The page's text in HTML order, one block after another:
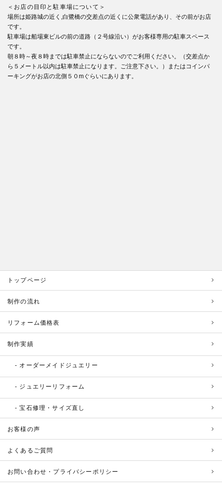
＜お店の目印と駐車場について＞
場所は姫路城の近く,白鷺橋の交差点の近くに公衆電話があり、その前がお店
です。
駐車場は船場東ビルの前の道路（２号線沿い）がお客様専用の駐車スペース
です。
朝８時～夜８時までは駐車禁止にならないのでご利用ください。（交差点か
ら５メートル以内は駐車禁止になります。ご注意下さい。）またはコインパ
ーキングがお店の北側５０mぐらいにあります。
トップページ
制作の流れ
リフォーム価格表
制作実績
オーダーメイドジュエリー
ジュエリーリフォーム
宝石修理・サイズ直し
お客様の声
よくあるご質問
お問い合わせ・プライバシーポリシー